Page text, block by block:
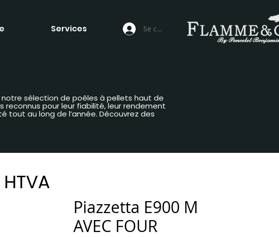
Services Se connecter
Piazzetta E900 M
AVEC FOUR
sélection de poêles à pellets haut de
pour leur fiabilité, leur rendement
tout au long de l’année. Découvrez des